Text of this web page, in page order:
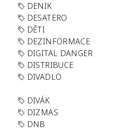
DENIK
DESATERO
DĚTI
DEZINFORMACE
DIGITAL DANGER
DISTRIBUCE
DIVADLO
DIVÁK
DIZMAS
DNB